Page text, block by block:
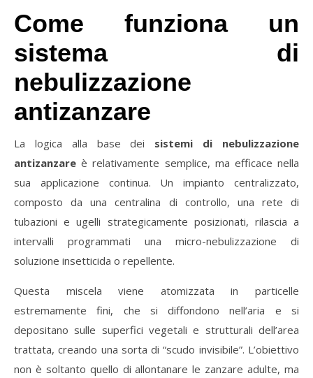
Come funziona un
sistema di
nebulizzazione
antizanzare
La logica alla base dei sistemi di nebulizzazione
antizanzare è relativamente semplice, ma efficace nella
sua applicazione continua. Un impianto centralizzato,
composto da una centralina di controllo, una rete di
tubazioni e ugelli strategicamente posizionati, rilascia a
intervalli programmati una micro-nebulizzazione di
soluzione insetticida o repellente.
Questa miscela viene atomizzata in particelle
estremamente fini, che si diffondono nell’aria e si
depositano sulle superfici vegetali e strutturali dell’area
trattata, creando una sorta di “scudo invisibile”. L’obiettivo
non è soltanto quello di allontanare le zanzare adulte, ma